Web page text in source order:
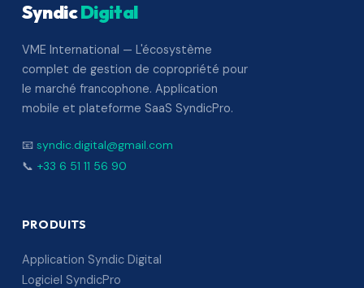
SyndicDigital
VME International — L'écosystème
complet de gestion de copropriété pour
le marché francophone. Application
mobile et plateforme SaaS SyndicPro.
📧 syndic.digital@gmail.com
📞 +33 6 51 11 56 90
PRODUITS
Application Syndic Digital
Logiciel SyndicPro